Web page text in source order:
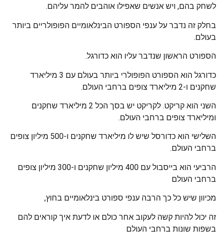
לשחק בהם, ויש אנשים שאפילו אוהבים להמר עליהם.
בחלק זה נדבר על ענפי הספורט הבינלאומיים הפופולריים ביותר
בעולם.
הספורט הראשון שנדבר עליו הוא כדורגל.
כדורגל הוא הספורט הפופולרי ביותר בעולם עם 3 מיליארד
שחקנים ו-2 מיליארד צופים ברחבי העולם.
השני הוא קריקט. לקריקט יש בסך הכל 2 מיליארד שחקנים
ומיליארד צופים ברחבי העולם.
השלישי הוא כדורסל שיש לו מיליארד שחקנים ו-500 מיליון צופים
ברחבי העולם.
הרביעי הוא בייסבול עם 400 מיליון שחקנים ו-300 מיליון צופים
ברחבי העולם
מכיוון שיש כל כך הרבה ענפי ספורט בינלאומיים בחוץ,
זה יכול להיות קשה לעקוב אחר כולם או לדעת איך קוראים להם
בשפות שונות ברחבי העולם